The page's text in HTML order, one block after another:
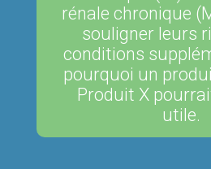
rénale chronique
souligner leurs
conditions
pourquoi un
Produit X
utile.